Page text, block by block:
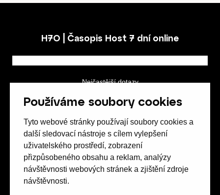
Používáme soubory cookies
Tyto webové stránky používají soubory cookies a
další sledovací nástroje s cílem vylepšení
uživatelského prostředí, zobrazení
přizpůsobeného obsahu a reklam, analýzy
návštěvnosti webových stránek a zjištění zdroje
návštěvnosti.
H7O | Časopis Host 7 dní online
Nejčastější dotazy
Obchodní podmínky
Spolek přátel vydávání